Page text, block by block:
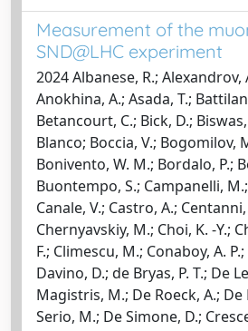
Measurement of the
SND@LHC experiment
2024 Albanese, R.; Alexandrov,
Anokhina, A.; Asada, T.;
Betancourt, C.; Bick, D.;
Blanco; Boccia, V.; Bogomilov,
Bonivento, W. M.; Bordalo, P.;
Buontempo, S.; Campanelli,
Canale, V.; Castro, A.;
Chernyavskiy, M.; Choi, K. -Y.;
F.; Climescu, M.; Conaboy, A.
Davino, D.; de Bryas, P. T.; De
Magistris, M.; De Roeck, A.; De
Serio, M.; De Simone, D.;